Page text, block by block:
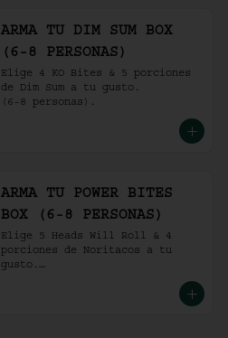
ARMA TU DIM SUM BOX
(6-8 PERSONAS)
Elige 4 KO Bites & 5 porciones
de Dim Sum a tu gusto.
(6-8 personas).
ARMA TU POWER BITES
BOX (6-8 PERSONAS)
Elige 5 Heads Will Roll & 4
porciones de Noritacos a tu
gusto.